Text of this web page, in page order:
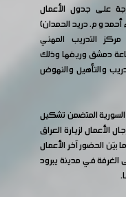
على جدول الأعمال
و م. دريد الحمدان)
التدريب المهني
دمشق وريفها وذلك
والتأهيل والنهوض
المتضمن تشكيل
الأعمال لزيارة العراق
بيَن الحضور آخر الأعمال
في مدينة يبرود